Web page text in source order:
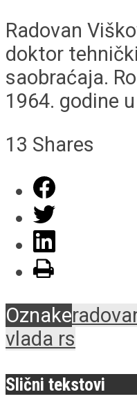
Radovan
doktor
saobraćaja.
1964. godine
13 Shares
Oznake
vlada rs
Slični tekstovi